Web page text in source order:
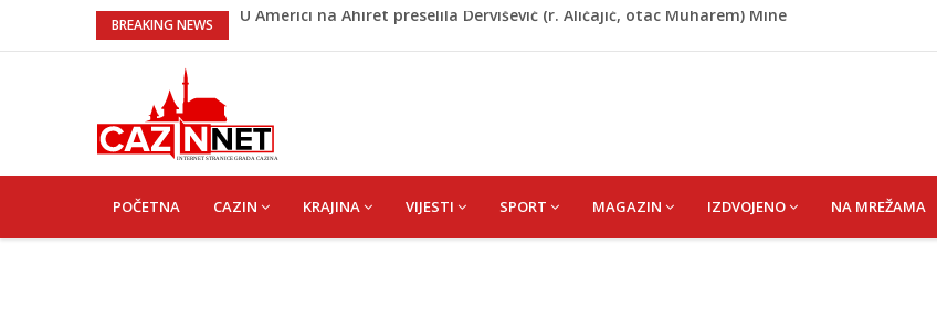
BREAKING NEWS
Milionske odluke na sjednici Vlade USK: Evo kome je dodijeljen novac
Američki kongresmeni traže od Trumpa: Vratite sankcije zvaničnicima iz Republike Srpske
braniti istinu
U Americi na Ahiret preselila Dervišević (r. Aličajić, otac Muharem) Mine
NAVIGATION
POČETNA CAZIN KRAJINA VIJESTI SPORT MAGAZIN IZDVOJENO NA MREŽAMA